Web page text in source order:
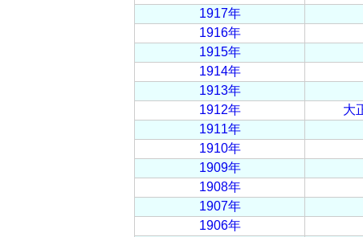
1917年
1916年
1915年
1914年
1913年
1912年
大
1911年
1910年
1909年
1908年
1907年
1906年